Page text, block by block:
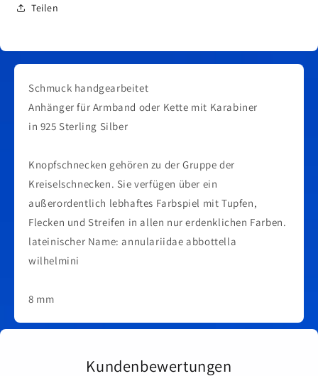
Teilen
Schmuck handgearbeitet
Anhänger für Armband oder Kette mit Karabiner
in 925 Sterling Silber
Knopfschnecken gehören zu der Gruppe der
Kreiselschnecken. Sie verfügen über ein
außerordentlich lebhaftes Farbspiel mit Tupfen,
Flecken und Streifen in allen nur erdenklichen Farben.
lateinischer Name: annulariidae abbottella
wilhelmini
8 mm
Kundenbewertungen